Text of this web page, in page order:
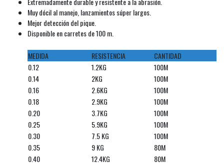
Muy dócil al manejo, lanzamientos súper largos.
Mejor detección del pique.
Disponible en carretes de 100 m.
MEDIDA RESISTENCIA
CANTIDAD
0.12
1.2KG
100M
0.14
2KG
100M
0.16
2.6KG
100M
0.18
2.9KG
100M
0.20
3.7KG
100M
0.25
5.9KG
100M
0.30
7.5 KG
100M
0.35
9 KG
80M
0.40
12.4KG 80M